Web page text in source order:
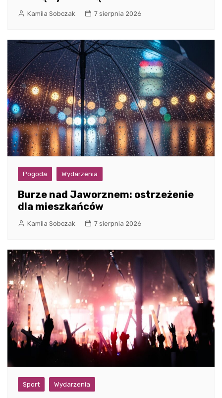
Kamila Sobczak 7 sierpnia 2026
Pogoda Wydarzenia
Burze nad Jaworznem: ostrzeżenie
dla mieszkańców
Kamila Sobczak 7 sierpnia 2026
Sport Wydarzenia